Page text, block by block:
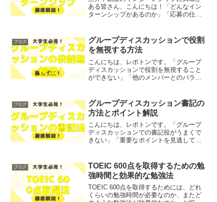
ある皆さん、こんにちは！「どんなイン
ターンシップがあるのか」「応募の仕方
ンターンシッププログラムについてを、
わかりやすく解説します！...
ブログ
グループディスカッションで役割
を無視する方法
こんにちは、レポトンです。「グループ
ディスカッションで役割を無視すること
ができない」「他のメンバーとのバラン
ッションで役割を無視する方法をわかり
やすく解説します！ レポ...
ブログ
グループディスカッション書記の
方法とポイント解説
こんにちは、レポトンです。「グループ
ディスカッションでの書記役がうまくで
きない」「重要なポイントを見逃してし
書記の方法とポイントをわかりやすく解
説します！レポトンこの記...
ブログ
TOEIC 600点を取得するための勉
強時間と効果的な勉強法
TOEIC 600点を取得するためには、どれ
くらいの勉強時間が必要なのか、またど